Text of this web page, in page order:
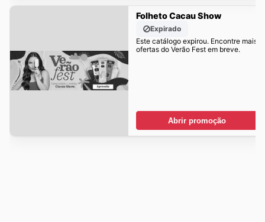
Folheto Cacau Show
Expirado
Este catálogo expirou. Encontre mais
ofertas do Verão Fest em breve.
Abrir promoção